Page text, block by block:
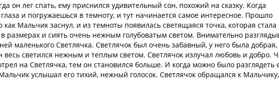
он лег спать, ему приснился удивительный сон, похожий на сказку. Когда
и погружаешься в темноту, и тут начинается самое интересное. Прошло
как Мальчик заснул, и из темноты появилась светящаяся точка, которая стала
размерах и сиять очень нежным голубоватым светом. Внимательно
маленького Светлячка. Светлячок был очень забавный, у него была добрая,
светился нежным и теплым светом. Светлячок излучал любовь и добро.
на Светлячка, тем он становился больше. И когда можно было разглядеть
услышал его тихий, нежный голосок. Светлячок обращался к